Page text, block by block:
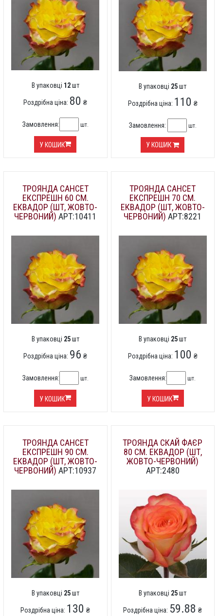
В упаковці 12шт
Роздрібна ціна: 80 ₴
Замовлення: шт.
У КОШИК
В упаковці 25шт
Роздрібна ціна: 110 ₴
Замовлення: шт.
У КОШИК
ТРОЯНДА САНСЕТ
ЕКСПРЕШН 60 СМ.
ЕКВАДОР (ШТ, ЖОВТО-
ЧЕРВОНИЙ) АРТ:10411
В упаковці 25шт
Роздрібна ціна: 96 ₴
Замовлення: шт.
У КОШИК
ТРОЯНДА САНСЕТ
ЕКСПРЕШН 70 СМ.
ЕКВАДОР (ШТ, ЖОВТО-
ЧЕРВОНИЙ) АРТ:8221
В упаковці 25шт
Роздрібна ціна: 100 ₴
Замовлення: шт.
У КОШИК
ТРОЯНДА САНСЕТ
ЕКСПРЕШН 90 СМ.
ЕКВАДОР (ШТ, ЖОВТО-
ЧЕРВОНИЙ) АРТ:10937
В упаковці 25шт
Роздрібна ціна: 130 ₴
ТРОЯНДА СКАЙ ФАЄР
80 СМ. ЕКВАДОР (ШТ,
ЖОВТО-ЧЕРВОНИЙ)
АРТ:2480
В упаковці 25шт
Роздрібна ціна: 59.88 ₴